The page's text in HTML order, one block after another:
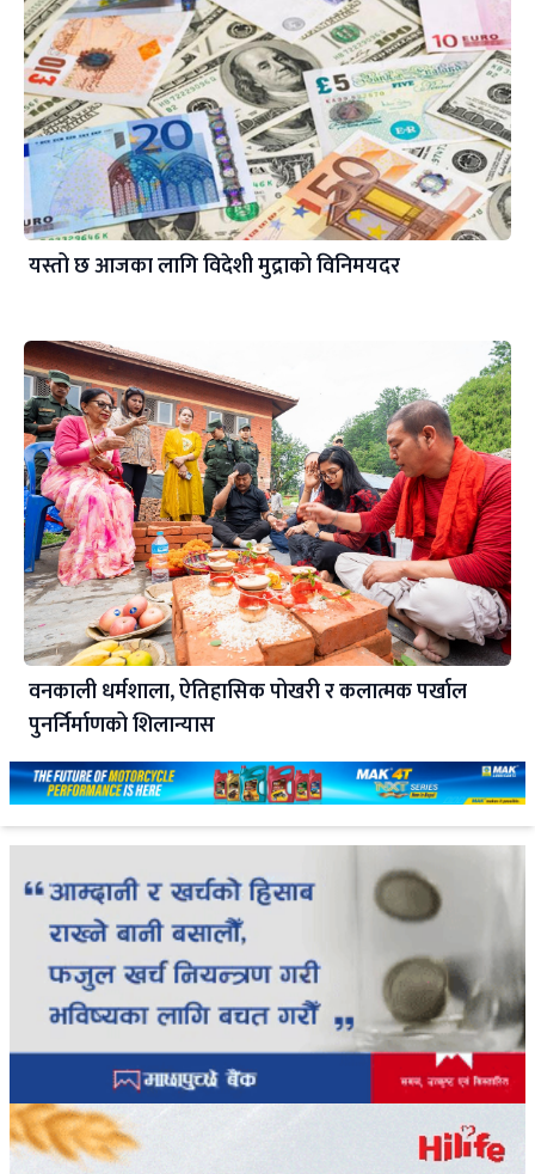
यस्तो छ आजका लागि विदेशी मुद्राको विनिमयदर
वनकाली धर्मशाला, ऐतिहासिक पोखरी र कलात्मक पर्खाल
पुनर्निर्माणको शिलान्यास